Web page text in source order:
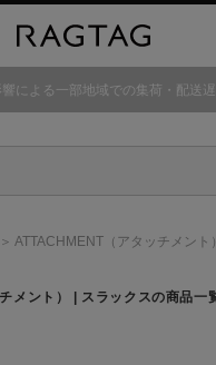
による一部地域での集荷・配送
ATTACHMENT （アタッチメント）
メント） | スラックスの商品一